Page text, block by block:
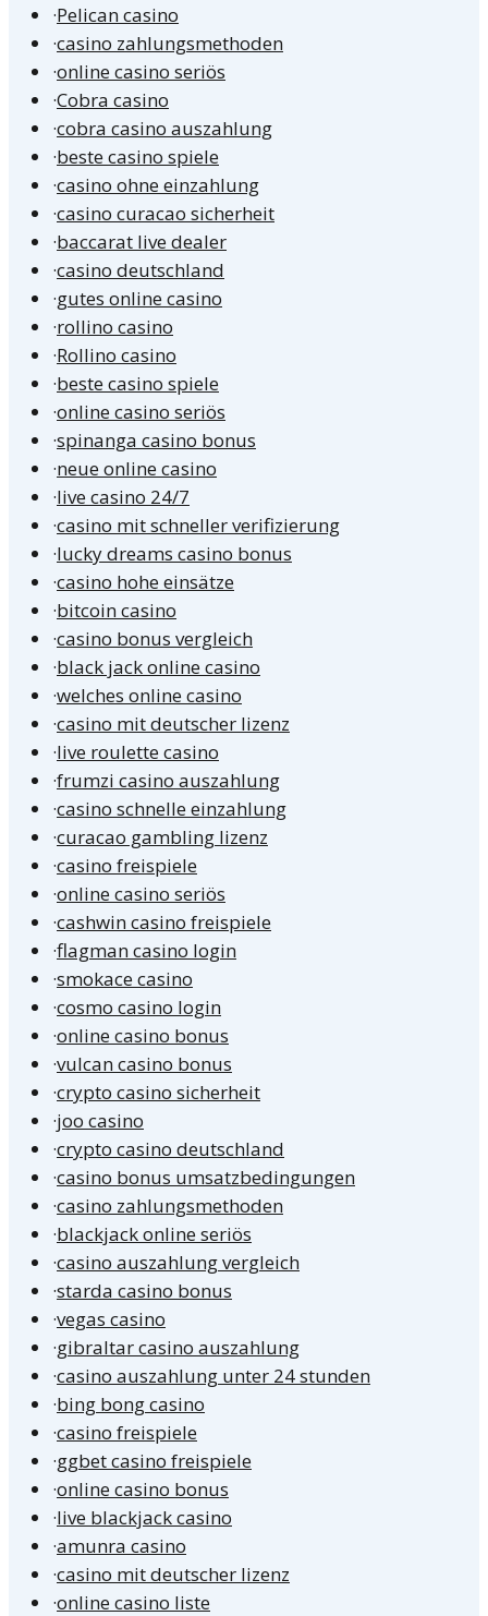
·Pelican casino
·casino zahlungsmethoden
·online casino seriös
·Cobra casino
·cobra casino auszahlung
·beste casino spiele
·casino ohne einzahlung
·casino curacao sicherheit
·baccarat live dealer
·casino deutschland
·gutes online casino
·rollino casino
·Rollino casino
·beste casino spiele
·online casino seriös
·spinanga casino bonus
·neue online casino
·live casino 24/7
·casino mit schneller verifizierung
·lucky dreams casino bonus
·casino hohe einsätze
·bitcoin casino
·casino bonus vergleich
·black jack online casino
·welches online casino
·casino mit deutscher lizenz
·live roulette casino
·frumzi casino auszahlung
·casino schnelle einzahlung
·curacao gambling lizenz
·casino freispiele
·online casino seriös
·cashwin casino freispiele
·flagman casino login
·smokace casino
·cosmo casino login
·online casino bonus
·vulcan casino bonus
·crypto casino sicherheit
·joo casino
·crypto casino deutschland
·casino bonus umsatzbedingungen
·casino zahlungsmethoden
·blackjack online seriös
·casino auszahlung vergleich
·starda casino bonus
·vegas casino
·gibraltar casino auszahlung
·casino auszahlung unter 24 stunden
·bing bong casino
·casino freispiele
·ggbet casino freispiele
·online casino bonus
·live blackjack casino
·amunra casino
·casino mit deutscher lizenz
·online casino liste